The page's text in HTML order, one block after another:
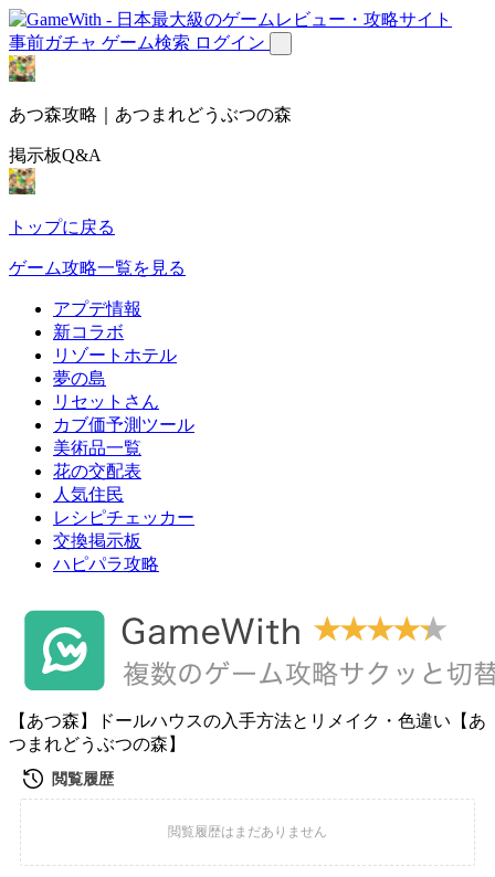
事前ガチャ ゲーム検索 ログイン
あつ森攻略｜あつまれどうぶつの森
掲示板Q&A
トップに戻る
ゲーム攻略一覧を見る
アプデ情報
新コラボ
リゾートホテル
夢の島
リセットさん
カブ価予測ツール
美術品一覧
花の交配表
人気住民
レシピチェッカー
交換掲示板
ハピパラ攻略
【あつ森】ドールハウスの入手方法とリメイク・色違い【あ
つまれどうぶつの森】